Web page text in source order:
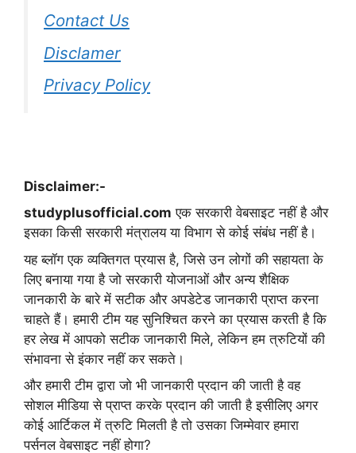
Contact Us
Disclamer
Privacy Policy
Disclaimer:-
studyplusofficial.com एक सरकारी वेबसाइट नहीं है और
इसका किसी सरकारी मंत्रालय या विभाग से कोई संबंध नहीं है।
यह ब्लॉग एक व्यक्तिगत प्रयास है, जिसे उन लोगों की सहायता के
लिए बनाया गया है जो सरकारी योजनाओं और अन्य शैक्षिक
जानकारी के बारे में सटीक और अपडेटेड जानकारी प्राप्त करना
चाहते हैं। हमारी टीम यह सुनिश्चित करने का प्रयास करती है कि
हर लेख में आपको सटीक जानकारी मिले, लेकिन हम त्रुटियों की
संभावना से इंकार नहीं कर सकते।
और हमारी टीम द्वारा जो भी जानकारी प्रदान की जाती है वह
सोशल मीडिया से प्राप्त करके प्रदान की जाती है इसीलिए अगर
कोई आर्टिकल में त्रुटि मिलती है तो उसका जिम्मेवार हमारा
पर्सनल वेबसाइट नहीं होगा?